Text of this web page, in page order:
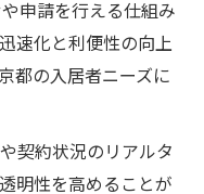
申請を行える仕組み
速化と利便性の向上
都の入居者ニーズに
契約状況のリアルタ
明性を高めることが